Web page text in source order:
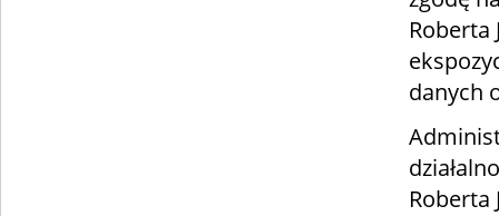
Roberta
danych
Roberta